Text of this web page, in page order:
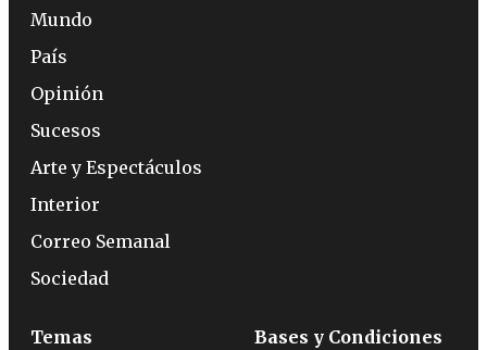
Mundo
País
Opinión
Sucesos
Arte y Espectáculos
Interior
Correo Semanal
Sociedad
Temas Bases y Condiciones